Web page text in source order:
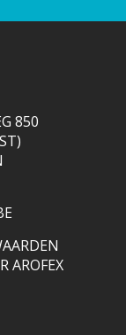
850
AROFEX